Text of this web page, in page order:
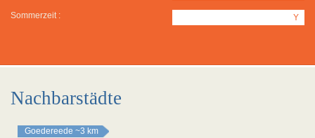
Sommerzeit : Y
Nachbarstädte
Goedereede ~3 km